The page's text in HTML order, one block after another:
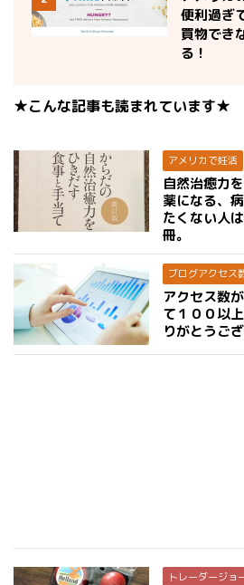
便利過ぎ
買物でき
る！
★こんな記事も読まれています★
アメリカで妊活
自然治癒力
薬になる、
たくない人
冊。
ブログアクセス
アクセス数
て１００以
りがとうご
トレーダージョ